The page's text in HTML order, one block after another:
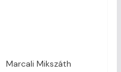
Mikszáth